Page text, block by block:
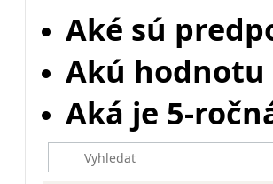
Aké sú
Akú hodnotu
Aká je 5-